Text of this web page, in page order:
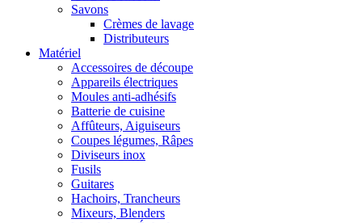
Savons
Crèmes de lavage
Distributeurs
Matériel
Accessoires de découpe
Appareils électriques
Moules anti-adhésifs
Batterie de cuisine
Affûteurs, Aiguiseurs
Coupes légumes, Râpes
Diviseurs inox
Fusils
Guitares
Hachoirs, Trancheurs
Mixeurs, Blenders